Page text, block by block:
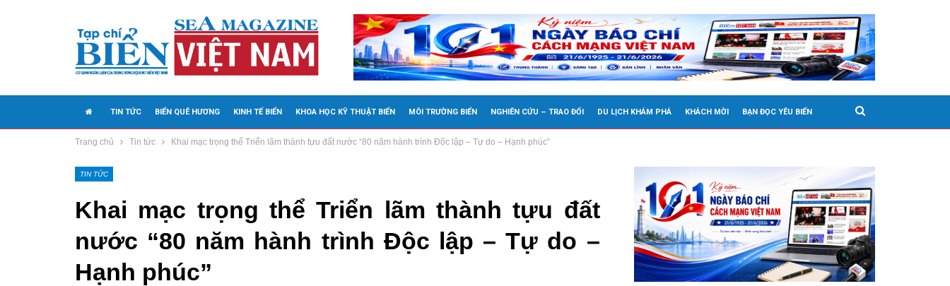
TIN TỨC BIỂN QUÊ HƯƠNG KINH TẾ BIỂN KHOA HỌC KỸ THUẬT BIỂN MÔI TRƯỜNG BIỂN NGHIÊN CỨU – TRAO ĐỔI DU LỊCH KHÁM PHÁ KHÁCH MỜI BẠN ĐỌC YÊU BIỂN
MEDIA
Trang chủ Tin tức Khai mạc trọng thể Triển lãm thành tựu đất nước “80 năm hành trình Độc lập – Tự do – Hạnh phúc”
TIN TỨC
Khai mạc trọng thể Triển lãm thành tựu đất
nước “80 năm hành trình Độc lập – Tự do –
Hạnh phúc”